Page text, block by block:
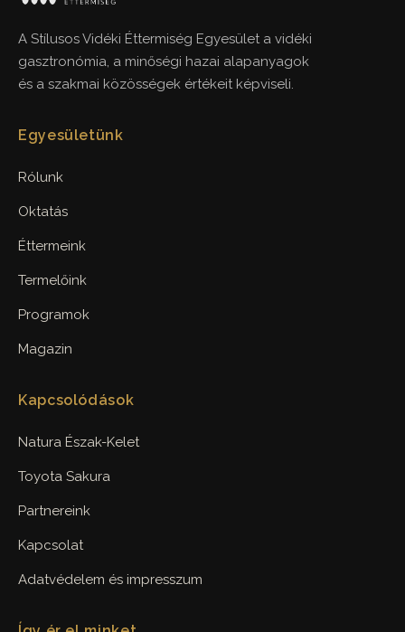
A Stílusos Vidéki Éttermiség Egyesület a vidéki
gasztronómia, a minőségi hazai alapanyagok
és a szakmai közösségek értékeit képviseli.
Egyesületünk
Rólunk
Oktatás
Éttermeink
Termelőink
Programok
Magazin
Kapcsolódások
Natura Észak-Kelet
Toyota Sakura
Partnereink
Kapcsolat
Adatvédelem és impresszum